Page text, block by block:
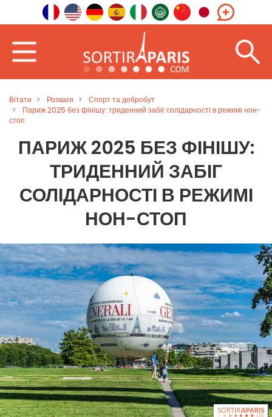
Вітати Розваги
Спорт та добробут
Париж 2025 без фінішу: триденний забіг солідарності в режимі нон-
стоп
ПАРИЖ 2025 БЕЗ ФІНІШУ:
ТРИДЕННИЙ ЗАБІГ
СОЛІДАРНОСТІ В РЕЖИМІ
НОН-СТОП